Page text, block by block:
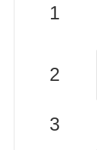
1
2
3